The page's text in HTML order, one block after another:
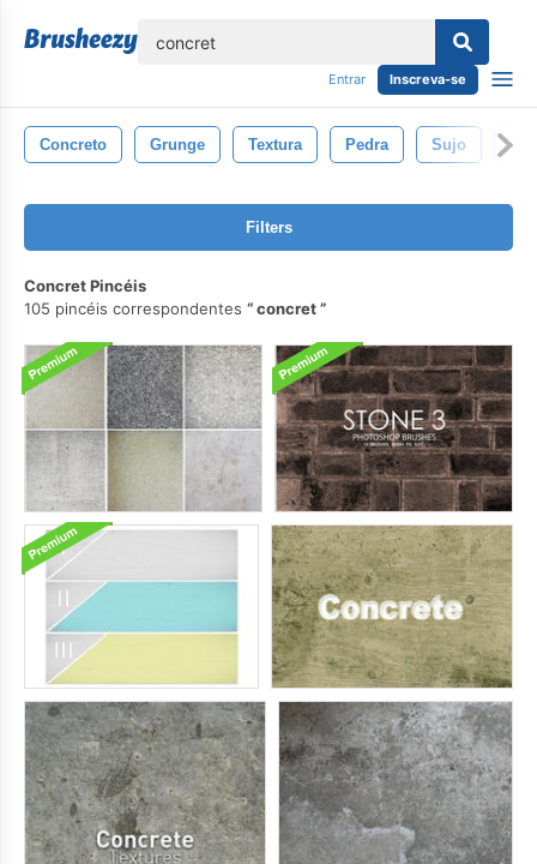
Entrar Inscreva-se
Concreto Grunge Textura Pedra Sujo
Filters
Concret Pincéis
105 pincéis correspondentes
concret